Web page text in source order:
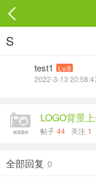
S
test1 Lv.8
2022-3-13
LOGO背景
帖子 44 关注 1
全部回复 0